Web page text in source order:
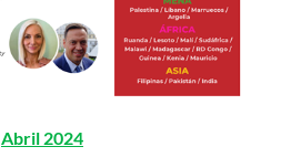
Abril 2024